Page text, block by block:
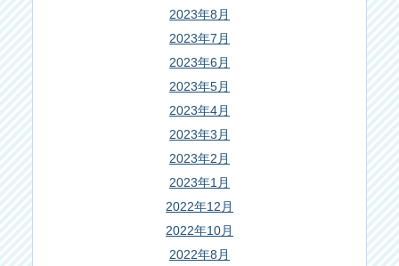
2023年8月
2023年7月
2023年6月
2023年5月
2023年4月
2023年3月
2023年2月
2023年1月
2022年12月
2022年10月
2022年8月